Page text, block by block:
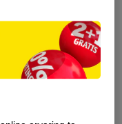
Man Eau de